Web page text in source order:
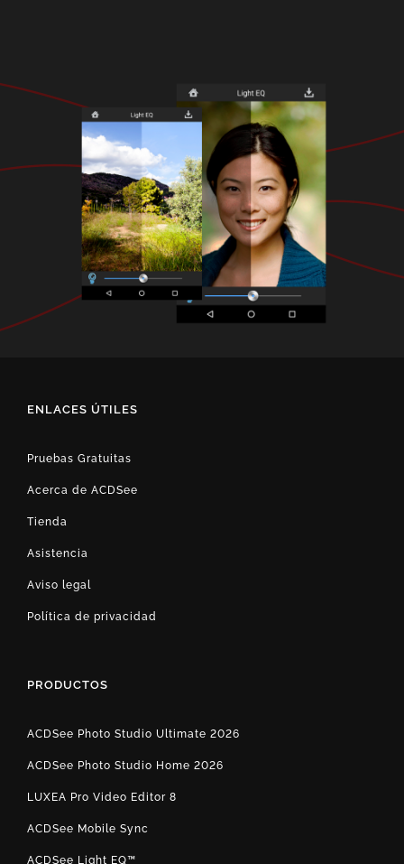
ENLACES ÚTILES
Pruebas Gratuitas
Acerca de ACDSee
Tienda
Asistencia
Aviso legal
Política de privacidad
PRODUCTOS
ACDSee Photo Studio Ultimate 2026
ACDSee Photo Studio Home 2026
LUXEA Pro Video Editor 8
ACDSee Mobile Sync
ACDSee Light EQ™